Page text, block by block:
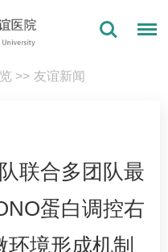
>> 友谊新闻
联合多团队最
蛋白调控右
境形成机制